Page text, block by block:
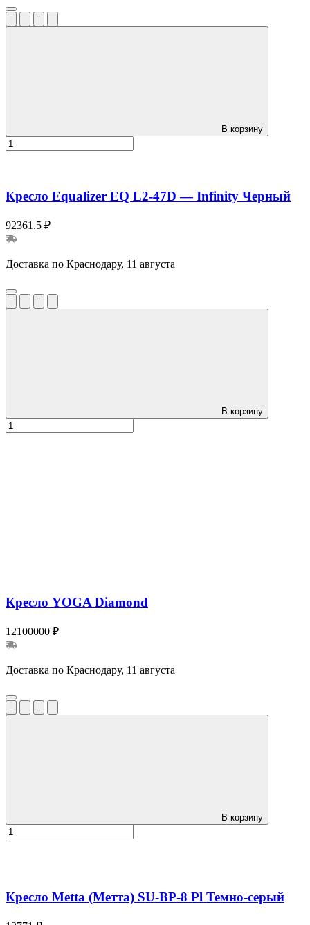
В корзину
Кресло Equalizer EQ L2-47D — Infinity Черный
92361.5 ₽
Доставка по Краснодару, 11 августа
В корзину
Кресло YOGA Diamond
12100000 ₽
Доставка по Краснодару, 11 августа
В корзину
Кресло Metta (Метта) SU-BP-8 Pl Темно-серый